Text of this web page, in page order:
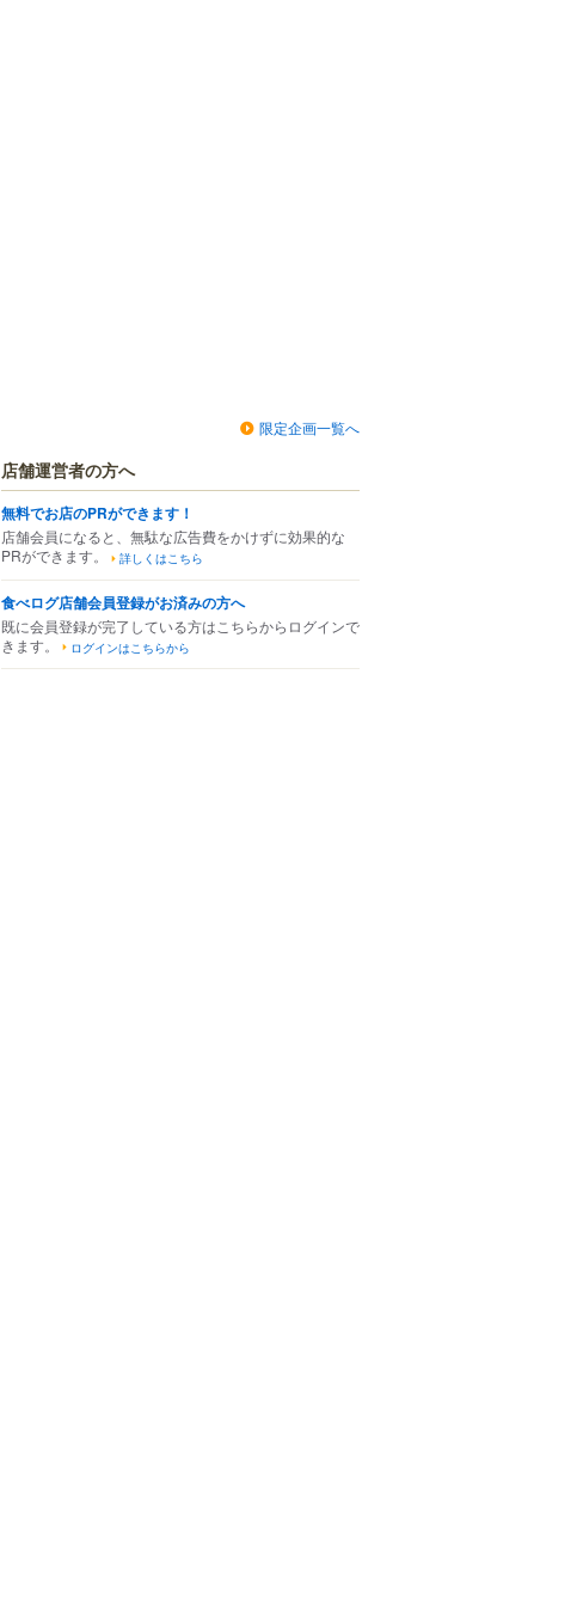
限定企画一覧へ
店舗運営者の方へ
無料でお店のPRができます！
店舗会員になると、無駄な広告費をかけずに効果的な
PRができます。
詳しくはこちら
食べログ店舗会員登録がお済みの方へ
既に会員登録が完了している方はこちらからログインで
きます。
ログインはこちらから